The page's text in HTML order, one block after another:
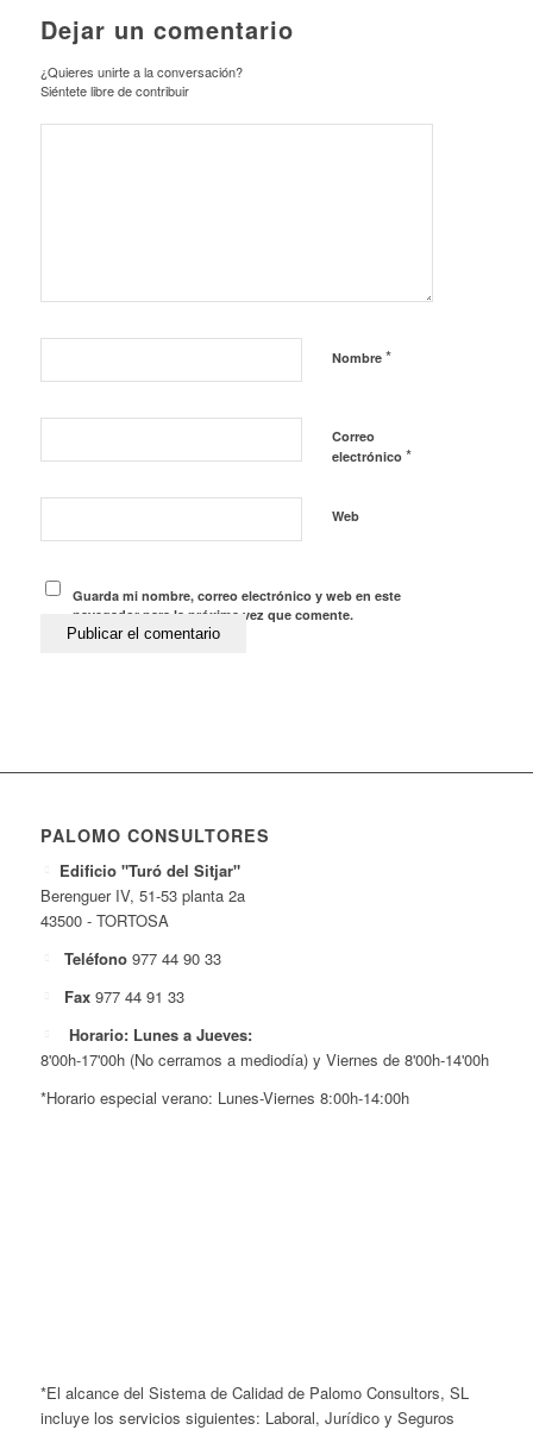
Dejar un comentario
¿Quieres unirte a la conversación?
Siéntete libre de contribuir
Nombre *
Correo
electrónico *
Web
Guarda mi nombre, correo electrónico y web en este
navegador para la próxima vez que comente.
PALOMO CONSULTORES
Edificio "Turó del Sitjar"
Berenguer IV, 51-53 planta 2a
43500 - TORTOSA
Teléfono 977 44 90 33
Fax 977 44 91 33
Horario: Lunes a Jueves:
8'00h-17'00h (No cerramos a mediodía) y Viernes de 8'00h-14'00h
*Horario especial verano: Lunes-Viernes 8:00h-14:00h
*El alcance del Sistema de Calidad de Palomo Consultors, SL
incluye los servicios siguientes: Laboral, Jurídico y Seguros